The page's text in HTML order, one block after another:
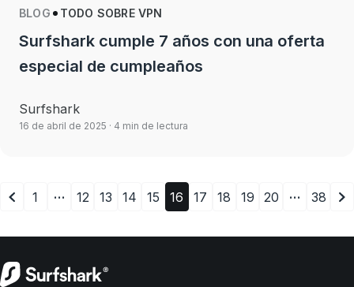
BLOG TODO SOBRE VPN
Surfshark cumple 7 años con una oferta
especial de cumpleaños
Surfshark
16 de abril de 2025 · 4 min de lectura
1 … 12 13 14 15 16 17 18 19 20 … 38